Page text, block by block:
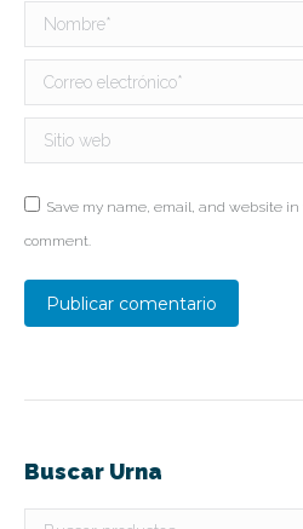
Nombre *
Correo electrónico *
Sitio web
Save my name, email, and website
comment.
Publicar comentario
Buscar Urna